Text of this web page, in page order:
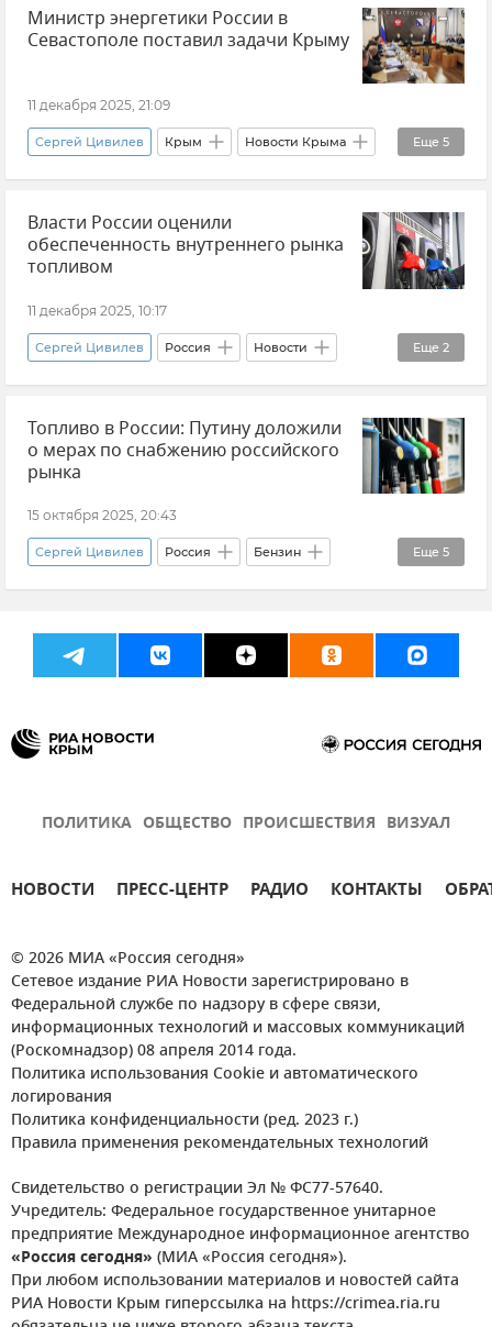
Новости Крыма Новости Севастополя
Отключение электроэнергии в Крыму
Министр энергетики России в
Севастополе поставил задачи Крыму
11 декабря 2025, 21:09
Еще 5
Сергей Цивилев Крым Новости Крыма
Севастополь Новости Севастополя
Михаил Развожаев Сергей Аксенов
Власти России оценили
обеспеченность внутреннего рынка
топливом
11 декабря 2025, 10:17
Еще 2
Сергей Цивилев Россия Новости
Бензин Топливо
Топливо в России: Путину доложили
о мерах по снабжению российского
рынка
15 октября 2025, 20:43
Еще 5
Сергей Цивилев Россия Бензин
Топливо Топливо в Крыму Новости
Новости Крыма
ПОЛИТИКА ОБЩЕСТВО ПРОИСШЕСТВИЯ ВИЗУАЛ
НОВОСТИ ПРЕСС-ЦЕНТР РАДИО КОНТАКТЫ
© 2026 МИА «Россия сегодня»
Сетевое издание РИА Новости зарегистрировано в
Федеральной службе по надзору в сфере связи,
информационных технологий и массовых коммуникаций
(Роскомнадзор) 08 апреля 2014 года.
Политика использования Cookie и автоматического
логирования
Политика конфиденциальности (ред. 2023 г.)
Правила применения рекомендательных технологий
Свидетельство о регистрации Эл № ФС77-57640.
Учредитель: Федеральное государственное унитарное
предприятие Международное информационное агентство
«Россия сегодня» (МИА «Россия сегодня»).
При любом использовании материалов и новостей сайта
РИА Новости Крым гиперссылка на https://crimea.ria.ru